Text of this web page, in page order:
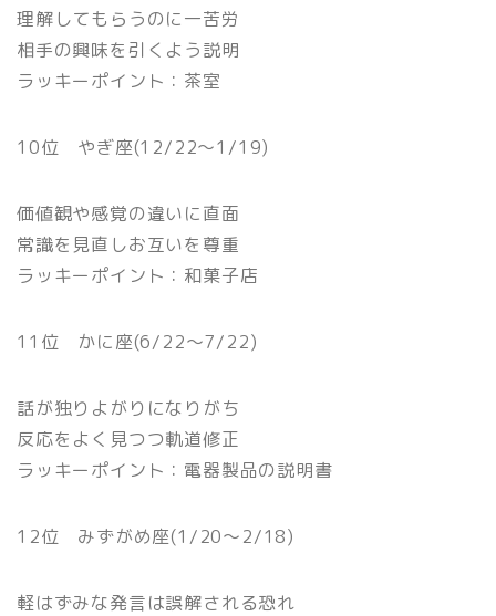
理解してもらうのに一苦労
相手の興味を引くよう説明
ラッキーポイント：茶室
10位 やぎ座(12/22〜1/19)
価値観や感覚の違いに直面
常識を見直しお互いを尊重
ラッキーポイント：和菓子店
11位 かに座(6/22〜7/22)
話が独りよがりになりがち
反応をよく見つつ軌道修正
ラッキーポイント：電器製品の説明書
12位 みずがめ座(1/20〜2/18)
軽はずみな発言は誤解される恐れ